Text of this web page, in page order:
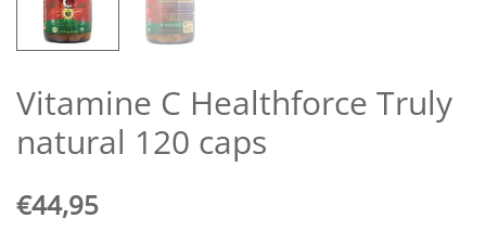
Vitamine C Healthforce Truly
natural 120 caps
€44,95